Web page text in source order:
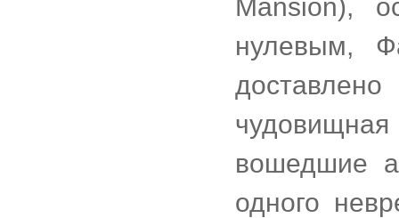
Mansion),
нулевым,
вошедшие
одного